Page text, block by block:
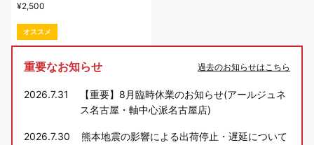
¥2,500
オススメ
重要なお知らせ 過去のお知らせはこちら
2026.7.31
【重要】8月臨時休業のお知らせ(アールジュネ
ス名古屋・軸中心派名古屋店)
2026.7.30 熊本地震の影響による出荷停止・遅延について